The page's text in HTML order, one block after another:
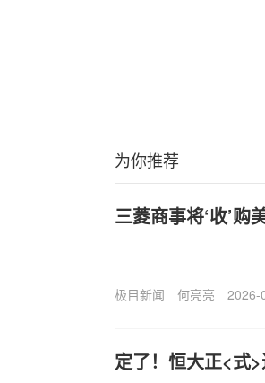
为你推荐
三菱商事将‘收’
极目新闻 何亮亮 2026-
定了！恒大正<式